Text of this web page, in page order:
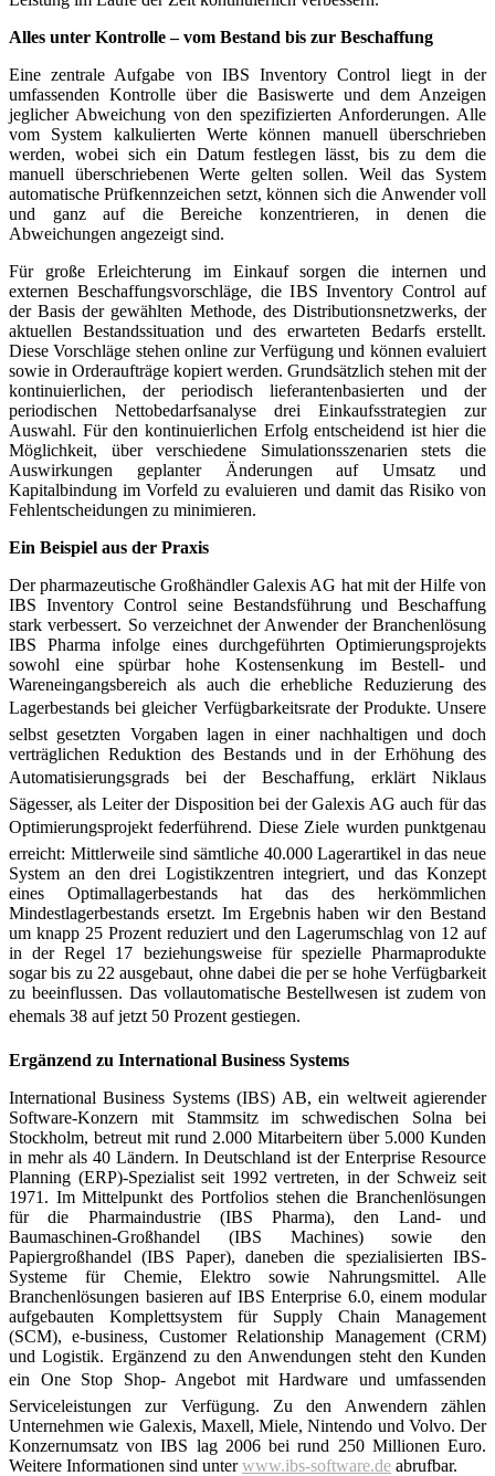
Alles unter Kontrolle– vom Bestand bis zur Beschaffung
Eine zentrale Aufgabe von IBS Inventory Control liegt in der
umfassenden Kontrolle über die Basiswerte und dem Anzeigen
jeglicher Abweichung von den spezifizierten Anforderungen. Alle
vom System kalkulierten Werte können manuell überschrieben
werden, wobei sich ein Datum festlegen lässt, bis zu dem die
manuell überschriebenen Werte gelten sollen. Weil das System
automatische Prüfkennzeichen setzt, können sich die Anwender voll
und ganz auf die Bereiche konzentrieren, in denen die
Abweichungen angezeigt sind.
Für große Erleichterung im Einkauf sorgen die internen und
externen Beschaffungsvorschläge, die IBS Inventory Control auf
der Basis der gewählten Methode, des Distributionsnetzwerks, der
aktuellen Bestandssituation und des erwarteten Bedarfs erstellt.
Diese Vorschläge stehen online zur Verfügung und können evaluiert
sowie in Orderaufträge kopiert werden. Grundsätzlich stehen mit der
kontinuierlichen, der periodisch lieferantenbasierten und der
periodischen Nettobedarfsanalyse drei Einkaufsstrategien zur
Auswahl. Für den kontinuierlichen Erfolg entscheidend ist hier die
Möglichkeit, über verschiedene Simulationsszenarien stets die
Auswirkungen geplanter Änderungen auf Umsatz und
Kapitalbindung im Vorfeld zu evaluieren und damit das Risiko von
Fehlentscheidungen zu minimieren.
Ein Beispiel aus der Praxis
Der pharmazeutische Großhändler Galexis AG hat mit der Hilfe von
IBS Inventory Control seine Bestandsführung und Beschaffung
stark verbessert. So verzeichnet der Anwender der Branchenlösung
IBS Pharma infolge eines durchgeführten Optimierungsprojekts
sowohl eine spürbar hohe Kosten­senkung im Bestell- und
Wareneingangsbereich als auch die erhebliche Reduzierung des
Lagerbestands bei gleicher Verfügbarkeitsrate der Produkte. Unsere
selbst gesetzten Vorgaben lagen in einer nachhaltigen und doch
verträglichen Reduktion des Bestands und in der Erhöhung des
Automatisierungsgrads bei der Beschaffung, erklärt Niklaus
Sägesser, als Leiter der Disposition bei der Galexis AG auch für das
Optimierungs­projekt federführend. Diese Ziele wurden punktgenau
erreicht: Mittlerweile sind sämtliche 40.000 Lagerartikel in das neue
System an den drei Logistikzentren integriert, und das Konzept
eines Optimallagerbestands hat das des herkömmlichen
Mindestlagerbestands ersetzt. Im Ergebnis haben wir den Bestand
um knapp 25 Prozent reduziert und den Lagerumschlag von 12 auf
in der Regel 17 beziehungsweise für spezielle Pharmaprodukte
sogar bis zu 22 ausgebaut, ohne dabei die per se hohe Verfügbarkeit
zu beeinflussen. Das vollautomatische Bestellwesen ist zudem von
ehemals 38 auf jetzt 50 Prozent gestiegen.
Ergänzend zu International Business Systems
International Business Systems (IBS) AB, ein weltweit agierender
Software-Konzern mit Stammsitz im schwedischen Solna bei
Stockholm, betreut mit rund 2.000 Mitarbeitern über 5.000 Kunden
in mehr als 40 Ländern. In Deutschland ist der Enterprise Resource
Planning (ERP)-Spezialist seit 1992 vertreten, in der Schweiz seit
1971. Im Mittelpunkt des Portfolios stehen die Branchenlösungen
für die Pharmaindustrie (IBS Pharma), den Land- und
Baumaschinen-Großhandel (IBS Machines) sowie den
Papiergroßhandel (IBS Paper), daneben die spezialisierten IBS-
Systeme für Chemie, Elektro sowie Nahrungsmittel. Alle
Branchenlösungen basieren auf IBS Enterprise 6.0, einem modular
aufgebauten Komplettsystem für Supply Chain Management
(SCM), e-business, Customer Relationship Management (CRM)
und Logistik. Ergänzend zu den Anwendungen steht den Kunden
ein One Stop Shop- Angebot mit Hardware und umfassenden
Serviceleistungen zur Verfügung. Zu den Anwendern zählen
Unternehmen wie Galexis, Maxell, Miele, Nintendo und Volvo. Der
Konzernumsatz von IBS lag 2006 bei rund 250 Millionen Euro.
Weitere Informationen sind unterwww.ibs-software.de abrufbar.